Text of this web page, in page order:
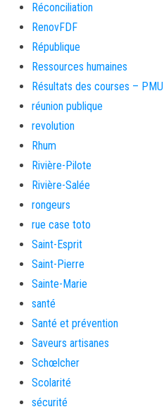
Réconciliation
RenovFDF
République
Ressources humaines
Résultats des courses – PMU
réunion publique
revolution
Rhum
Rivière-Pilote
Rivière-Salée
rongeurs
rue case toto
Saint-Esprit
Saint-Pierre
Sainte-Marie
santé
Santé et prévention
Saveurs artisanes
Schœlcher
Scolarité
sécurité